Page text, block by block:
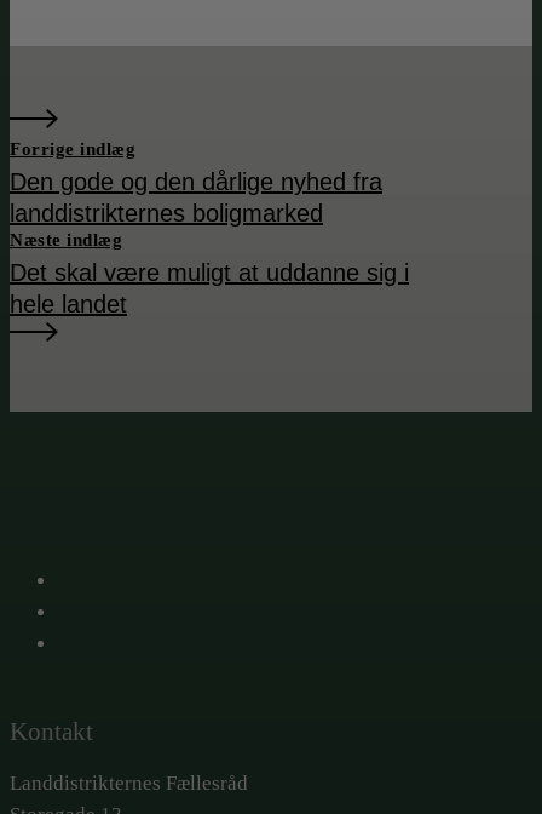
Forrige indlæg
Den gode og den dårlige nyhed fra
landdistrikternes boligmarked
Næste indlæg
Det skal være muligt at uddanne sig i
hele landet
Kontakt
Landdistrikternes Fællesråd